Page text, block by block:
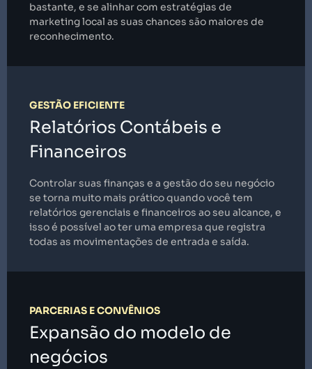
bastante, e se alinhar com estratégias de
marketing local as suas chances são maiores de
reconhecimento.
GESTÃO EFICIENTE
Relatórios Contábeis e
Financeiros
Controlar suas finanças e a gestão do seu negócio
se torna muito mais prático quando você tem
relatórios gerenciais e financeiros ao seu alcance, e
isso é possível ao ter uma empresa que registra
todas as movimentações de entrada e saída.
PARCERIAS E CONVÊNIOS
Expansão do modelo de
negócios